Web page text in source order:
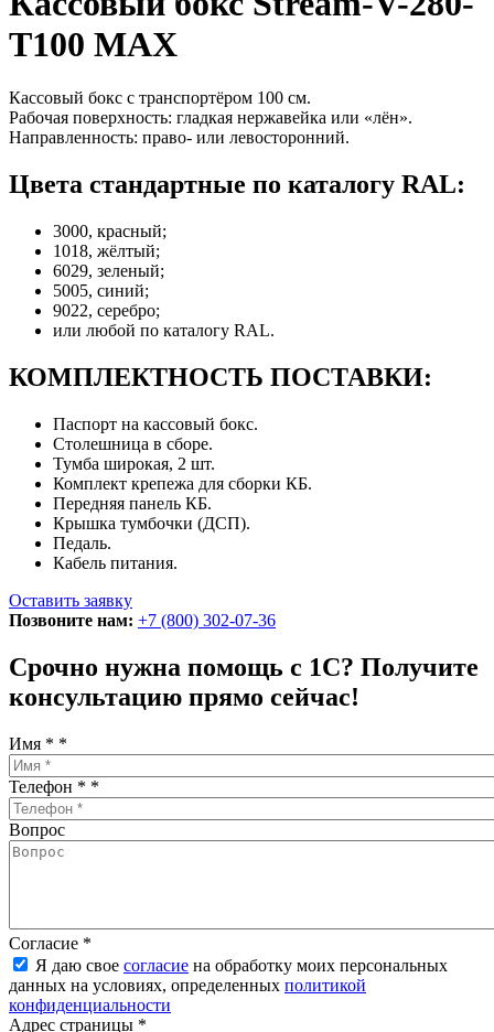
Т100 MAX
Кассовый бокс с транспортёром 100 см.
Рабочая поверхность: гладкая нержавейка или «лён».
Направленность: право- или левосторонний.
Цвета стандартные по каталогу RAL:
3000, красный;
1018, жёлтый;
6029, зеленый;
5005, синий;
9022, серебро;
или любой по каталогу RAL.
КОМПЛЕКТНОСТЬ ПОСТАВКИ:
Паспорт на кассовый бокс.
Столешница в сборе.
Тумба широкая, 2 шт.
Комплект крепежа для сборки КБ.
Передняя панель КБ.
Крышка тумбочки (ДСП).
Педаль.
Кабель питания.
Оставить заявку
Позвоните нам: +7 (800) 302-07-36
Срочно нужна помощь с 1С? Получите
консультацию прямо сейчас!
Имя * *
Телефон * *
Вопрос
Согласие *
Я даю свое согласие на обработку моих персональных
данных на условиях, определенных политикой
конфиденциальности
Адрес страницы *